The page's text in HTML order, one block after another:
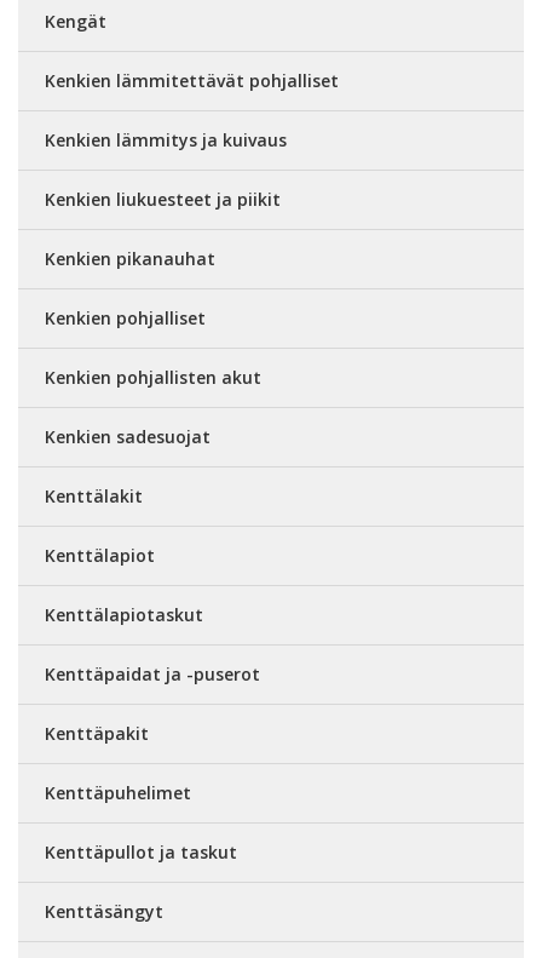
Kengät
Kenkien lämmitettävät pohjalliset
Kenkien lämmitys ja kuivaus
Kenkien liukuesteet ja piikit
Kenkien pikanauhat
Kenkien pohjalliset
Kenkien pohjallisten akut
Kenkien sadesuojat
Kenttälakit
Kenttälapiot
Kenttälapiotaskut
Kenttäpaidat ja -puserot
Kenttäpakit
Kenttäpuhelimet
Kenttäpullot ja taskut
Kenttäsängyt